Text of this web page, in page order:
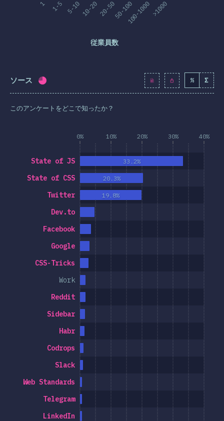
1 1-5 5-10 10-2020-5050-100100-1000 >1000
従業員数
ソース 回答記入率： % Σ
このアンケートをどこで知ったか？
0% 10% 20% 30% 40%
LinkedIn
Telegram
Web Standards
Slack
Codrops
Habr
Sidebar
Reddit
Work
CSS-Tricks
Google
Facebook
Dev.to
Twitter
State of CSS
State of JS
19.8%
20.3%
33.2%